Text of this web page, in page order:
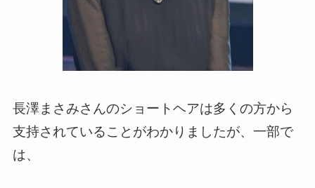
長澤まさみさんのショートヘアは多くの方から
支持されていることがわかりましたが、一部で
は、